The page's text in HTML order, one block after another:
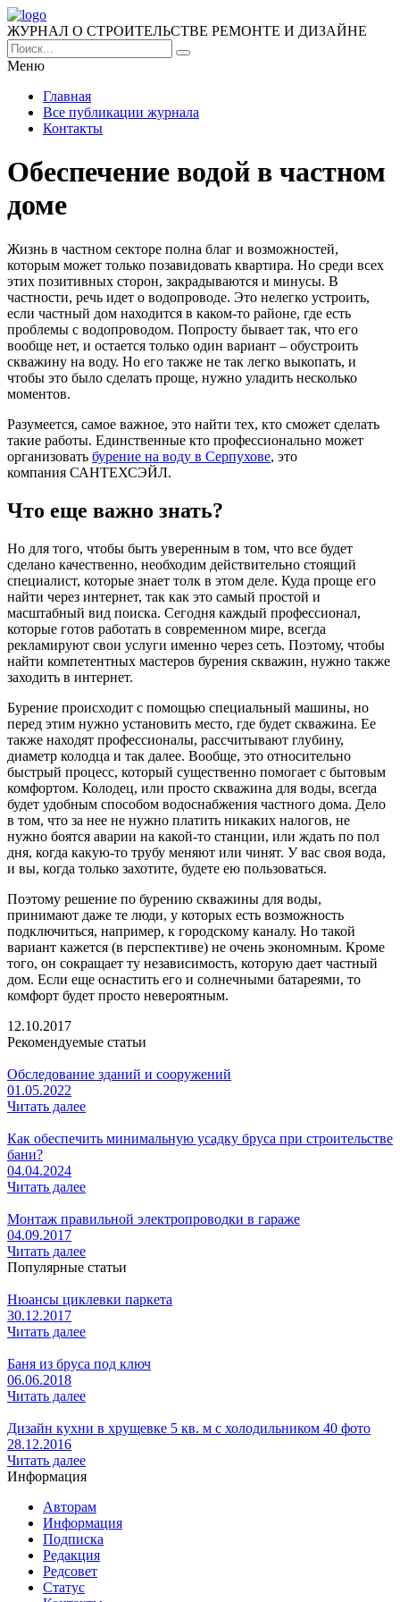
ЖУРНАЛ О СТРОИТЕЛЬСТВЕ РЕМОНТЕ И ДИЗАЙНЕ
Меню
Главная
Все публикации журнала
Контакты
Обеспечение водой в частном
доме
Жизнь в частном секторе полна благ и возможностей,
которым может только позавидовать квартира. Но среди всех
этих позитивных сторон, закрадываются и минусы. В
частности, речь идет о водопроводе. Это нелегко устроить,
если частный дом находится в каком-то районе, где есть
проблемы с водопроводом. Попросту бывает так, что его
вообще нет, и остается только один вариант – обустроить
скважину на воду. Но его также не так легко выкопать, и
чтобы это было сделать проще, нужно уладить несколько
моментов.
Разумеется, самое важное, это найти тех, кто сможет сделать
такие работы. Единственные кто профессионально может
организовать бурение на воду в Серпухове, это
компания САНТЕХСЭЙЛ.
Что еще важно знать?
Но для того, чтобы быть уверенным в том, что все будет
сделано качественно, необходим действительно стоящий
специалист, которые знает толк в этом деле. Куда проще его
найти через интернет, так как это самый простой и
масштабный вид поиска. Сегодня каждый профессионал,
которые готов работать в современном мире, всегда
рекламируют свои услуги именно через сеть. Поэтому, чтобы
найти компетентных мастеров бурения скважин, нужно также
заходить в интернет.
Бурение происходит с помощью специальный машины, но
перед этим нужно установить место, где будет скважина. Ее
также находят профессионалы, рассчитывают глубину,
диаметр колодца и так далее. Вообще, это относительно
быстрый процесс, который существенно помогает с бытовым
комфортом. Колодец, или просто скважина для воды, всегда
будет удобным способом водоснабжения частного дома. Дело
в том, что за нее не нужно платить никаких налогов, не
нужно боятся аварии на какой-то станции, или ждать по пол
дня, когда какую-то трубу меняют или чинят. У вас своя вода,
и вы, когда только захотите, будете ею пользоваться.
Поэтому решение по бурению скважины для воды,
принимают даже те люди, у которых есть возможность
подключиться, например, к городскому каналу. Но такой
вариант кажется (в перспективе) не очень экономным. Кроме
того, он сокращает ту независимость, которую дает частный
дом. Если еще оснастить его и солнечными батареями, то
комфорт будет просто невероятным.
12.10.2017
Рекомендуемые статьи
Обследование зданий и сооружений
01.05.2022
Читать далее
Как обеспечить минимальную усадку бруса при строительстве
бани?
04.04.2024
Читать далее
Монтаж правильной электропроводки в гараже
04.09.2017
Читать далее
Популярные статьи
Нюансы циклевки паркета
30.12.2017
Читать далее
Баня из бруса под ключ
06.06.2018
Читать далее
Дизайн кухни в хрущевке 5 кв. м с холодильником 40 фото
28.12.2016
Читать далее
Информация
Авторам
Информация
Подписка
Редакция
Редсовет
Статус